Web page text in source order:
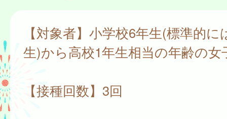
【対象者】小学校6年生(標準的に
生)から高校1年生相当の年齢の女
【接種回数】3回